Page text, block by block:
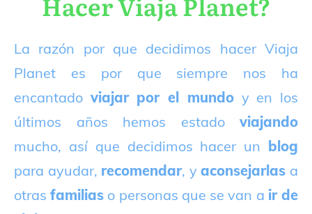
La razón por que decidimos hacer Viaja
Planet es por que siempre nos ha
encantado viajar por el mundoy en los
últimos años hemos estado viajando
mucho, así que decidimos hacer un blog
para ayudar, recomendar, yaconsejarlas a
otrasfamilias o personas que se van a ir de